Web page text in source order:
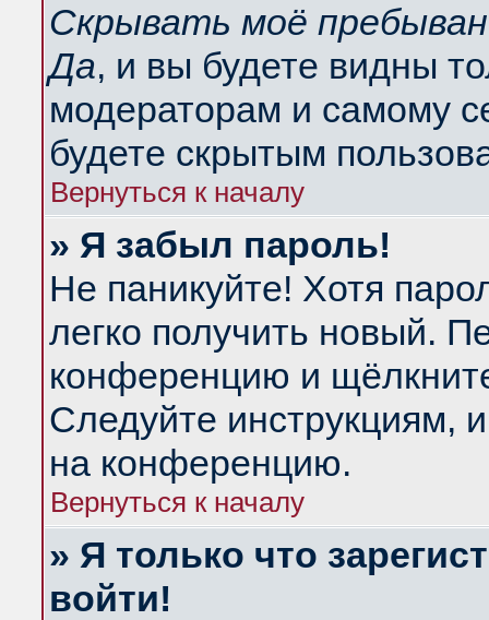
Скрывать моё
Да, и вы будете видны
модераторам и самому
будете скрытым
Вернуться к началу
» Я забыл пароль!
Не паникуйте! Хотя
легко получить новый.
конференцию и
Следуйте инструкциям,
на конференцию.
Вернуться к началу
» Я только что
войти!